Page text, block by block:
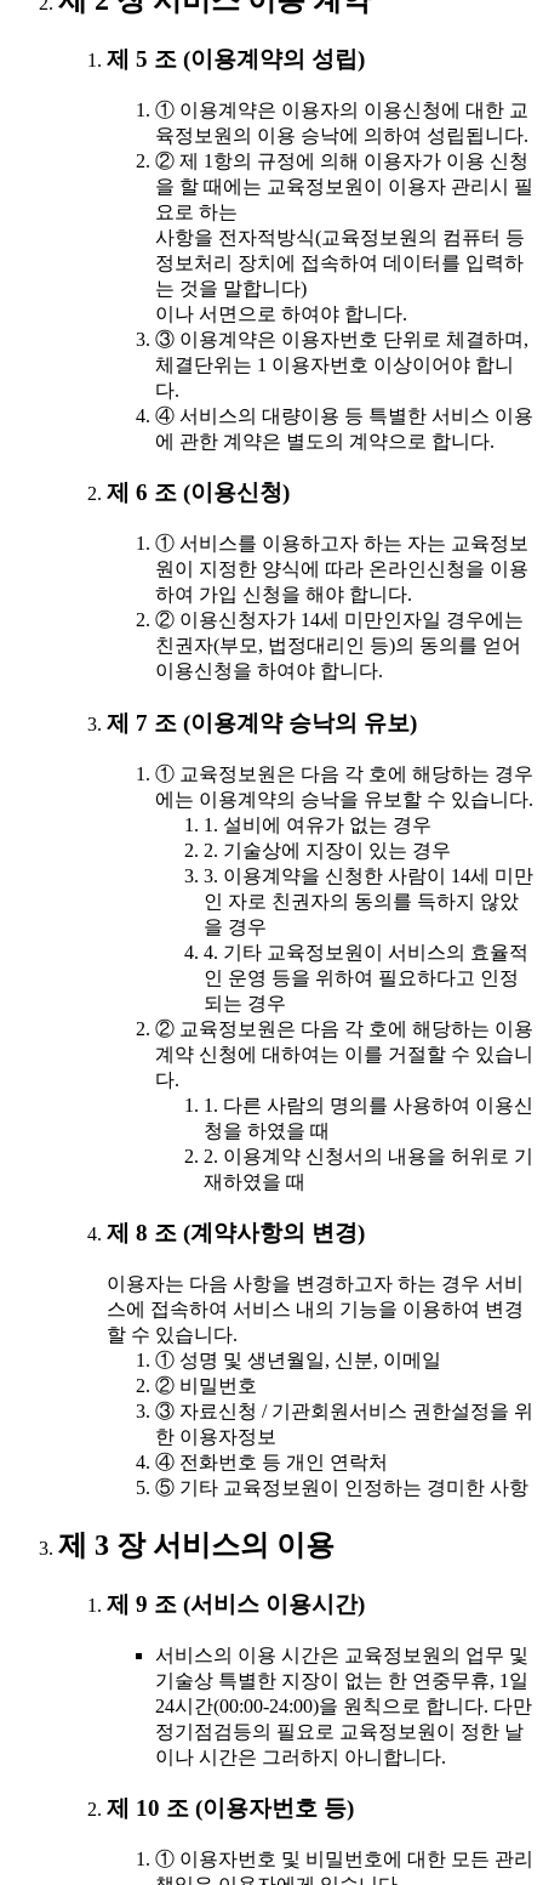
제 5 조 (이용계약의 성립)
① 이용계약은 이용자의 이용신청에 대한 교
육정보원의 이용 승낙에 의하여 성립됩니다.
② 제 1항의 규정에 의해 이용자가 이용 신청
을 할 때에는 교육정보원이 이용자 관리시 필
요로 하는
사항을 전자적방식(교육정보원의 컴퓨터 등
정보처리 장치에 접속하여 데이터를 입력하
는 것을 말합니다)
이나 서면으로 하여야 합니다.
③ 이용계약은 이용자번호 단위로 체결하며,
체결단위는 1 이용자번호 이상이어야 합니
다.
④ 서비스의 대량이용 등 특별한 서비스 이용
에 관한 계약은 별도의 계약으로 합니다.
제 6 조 (이용신청)
① 서비스를 이용하고자 하는 자는 교육정보
원이 지정한 양식에 따라 온라인신청을 이용
하여 가입 신청을 해야 합니다.
② 이용신청자가 14세 미만인자일 경우에는
친권자(부모, 법정대리인 등)의 동의를 얻어
이용신청을 하여야 합니다.
제 7 조 (이용계약 승낙의 유보)
① 교육정보원은 다음 각 호에 해당하는 경우
에는 이용계약의 승낙을 유보할 수 있습니다.
1. 설비에 여유가 없는 경우
2. 기술상에 지장이 있는 경우
3. 이용계약을 신청한 사람이 14세 미만
인 자로 친권자의 동의를 득하지 않았
을 경우
4. 기타 교육정보원이 서비스의 효율적
인 운영 등을 위하여 필요하다고 인정
되는 경우
② 교육정보원은 다음 각 호에 해당하는 이용
계약 신청에 대하여는 이를 거절할 수 있습니
다.
1. 다른 사람의 명의를 사용하여 이용신
청을 하였을 때
2. 이용계약 신청서의 내용을 허위로 기
재하였을 때
제 8 조 (계약사항의 변경)
이용자는 다음 사항을 변경하고자 하는 경우 서비
스에 접속하여 서비스 내의 기능을 이용하여 변경
할 수 있습니다.
① 성명 및 생년월일, 신분, 이메일
② 비밀번호
③ 자료신청 / 기관회원서비스 권한설정을 위
한 이용자정보
④ 전화번호 등 개인 연락처
⑤ 기타 교육정보원이 인정하는 경미한 사항
제 3 장 서비스의 이용
제 9 조 (서비스 이용시간)
서비스의 이용 시간은 교육정보원의 업무 및
기술상 특별한 지장이 없는 한 연중무휴, 1일
24시간(00:00-24:00)을 원칙으로 합니다. 다만
정기점검등의 필요로 교육정보원이 정한 날
이나 시간은 그러하지 아니합니다.
제 10 조 (이용자번호 등)
① 이용자번호 및 비밀번호에 대한 모든 관리